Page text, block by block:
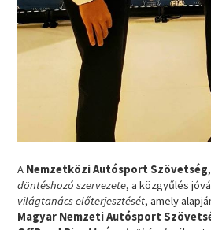
A Nemzetközi Autósport Szövetség
döntéshozó szervezete, a közgyűlés
világtanács előterjesztését, amely
Magyar Nemzeti Autósport